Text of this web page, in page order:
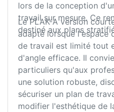
lors de la conception
travail sur mesure. Ce
destiné aux plans
Le PLAK-A version
adapté lorsque l'espace
de travail est limité tout
d'angle efficace. Il
particuliers qu'aux
une solution robuste,
sécuriser un plan de
modifier l'esthétique de